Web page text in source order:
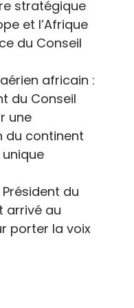
stratégique
et l’Afrique
du Conseil
africain :
du Conseil
une
du continent
Président du
arrivé au
porter la voix